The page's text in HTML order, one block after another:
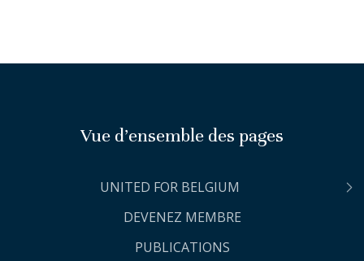
Vue d’ensemble des pages
UNITED FOR BELGIUM
DEVENEZ MEMBRE
PUBLICATIONS